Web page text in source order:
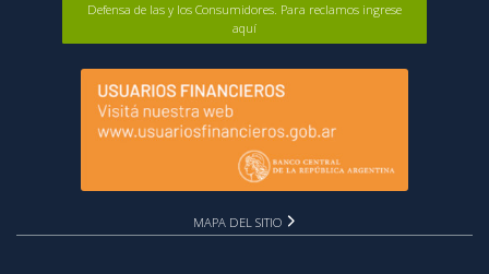
Defensa de las y los Consumidores. Para reclamos ingrese
aquí
MAPA DEL SITIO